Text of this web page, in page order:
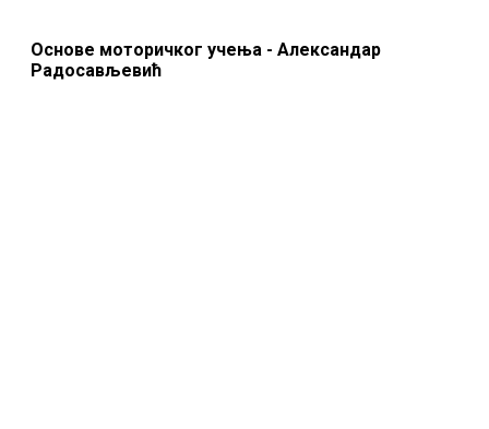
Основе моторичког учења - Александар
Радосављевић